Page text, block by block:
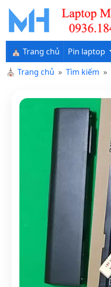
⛪ Trang chủ Pin laptop
⛪ Trang chủ Tìm kiếm